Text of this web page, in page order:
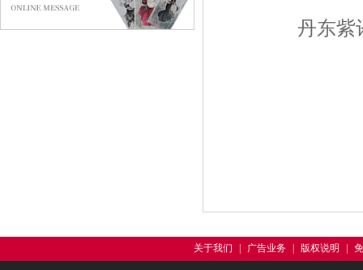
丹东紫
关于我们 广告业务 版权说明